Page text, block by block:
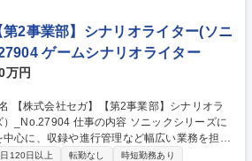
パートナー連携、体制整備） ◆プロモーショ
） ◆コミュニティマネージャー（SNS、KOL
第2事業部】シナリオライター(ソニ
ゲームシナリオライター
万円
容 ソニックシリーズに
心に、収録や進行管理など幅広い業務を担当
リオ作120日以上 転勤なし
時短勤務あり